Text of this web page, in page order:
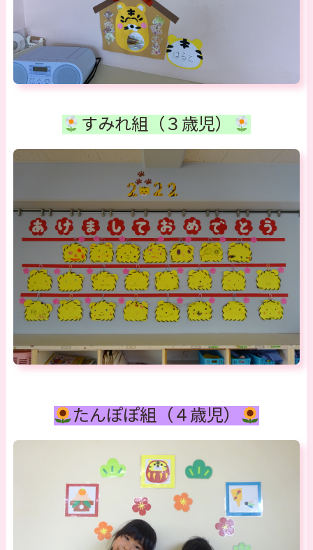
すみれ組（３歳児）
たんぽぽ組（４歳児）